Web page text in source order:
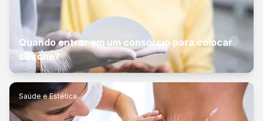
Quando entrar em um consórcio para colocar
silicone?
Saúde e Estética